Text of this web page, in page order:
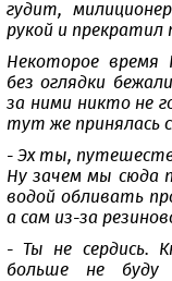
гудит,
рукой и прекратил
Некоторое время
без оглядки
за ними никто не
тут же принялась
- Эх ты,
Ну зачем мы сюда
водой обливать
а сам из-за
- Ты не сердись.
больше не